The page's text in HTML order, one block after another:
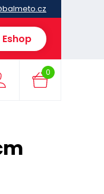
Eshop
0